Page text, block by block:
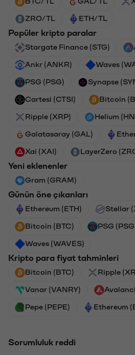
ZRO/TL ETH/TL
Popüler kripto paralar
Stargate Finance (STG)
Ankr (ANKR) Waves
PSG (PSG) Synapse
Cartesi (CTSI) Bitcoin
Ripple (XRP) Helium
Galatasaray (GAL)
Xai (XAI) LayerZero
Yeni eklenenler
Gram (GRAM)
Günün öne çıkanları
Ethereum (ETH) Stellar
Bitcoin (BTC) PSG
Waves (WAVES)
Kripto para fiyat tahminleri
Bitcoin (BTC) Ripple
Vanar (VANRY)
Pepe (PEPE) Ethereum
Sorumluluk reddi